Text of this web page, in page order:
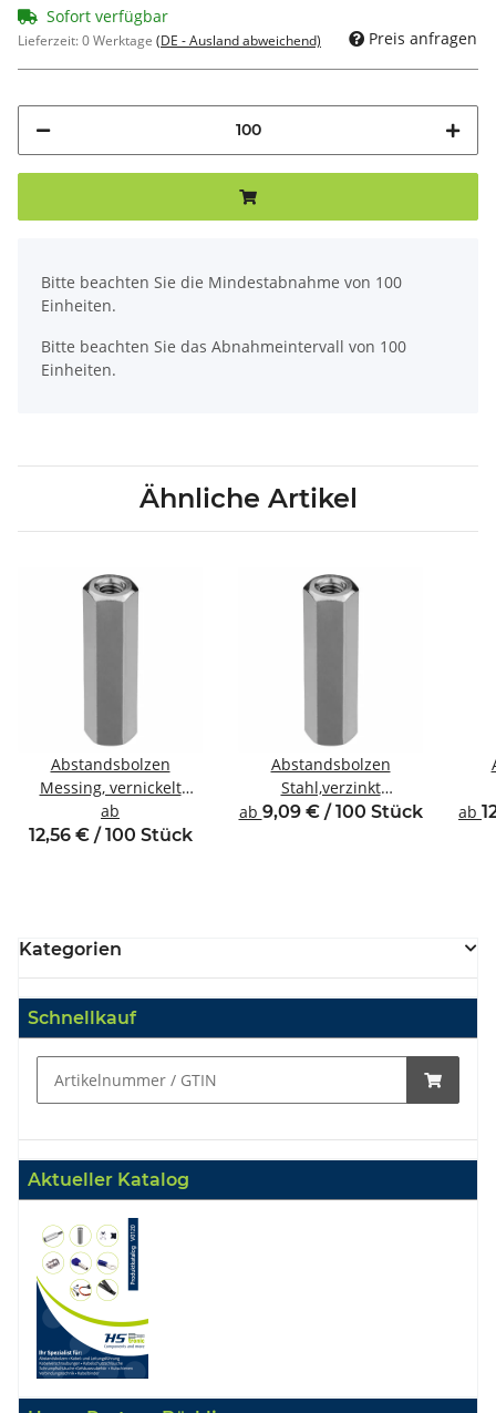
Sofort verfügbar
Lieferzeit:0 Werktage (DE - Ausland abweichend) Preis anfragen
Bitte beachten Sie die Mindestabnahme von 100
Einheiten.
Bitte beachten Sie das Abnahmeintervall von 100
Einheiten.
Ähnliche Artikel
Abstandsbolzen
Messing, vernickelt
Innen/Innengewinde M4
SW7
ab
12,56 € / 100 Stück
Abstandsbolzen
Stahl,verzinkt
Innen/Innengewinde M4
ab 9,09 € / 100 Stück ab
Kategorien
Schnellkauf
Aktueller Katalog